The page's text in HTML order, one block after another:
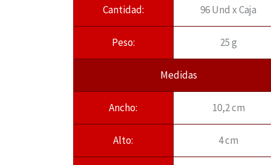
Cantidad: 96 Und x Caja
Peso: 25 g
Medidas
Ancho: 10,2 cm
Alto: 4 cm